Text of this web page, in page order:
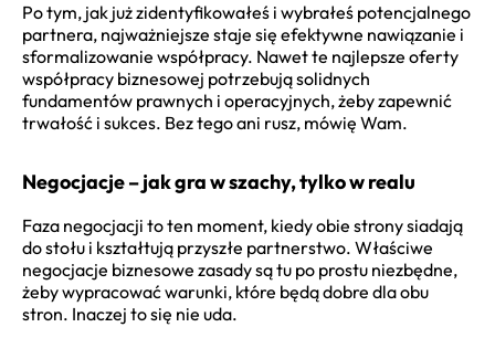
Po tym, jak już zidentyfikowałeś i wybrałeś potencjalnego
partnera, najważniejsze staje się efektywne nawiązanie i
sformalizowanie współpracy. Nawet te najlepsze oferty
współpracy biznesowej potrzebują solidnych
fundamentów prawnych i operacyjnych, żeby zapewnić
trwałość i sukces. Bez tego ani rusz, mówię Wam.
Negocjacje – jak gra w szachy, tylko w realu
Faza negocjacji to ten moment, kiedy obie strony siadają
do stołu i kształtują przyszłe partnerstwo. Właściwe
negocjacje biznesowe zasady są tu po prostu niezbędne,
żeby wypracować warunki, które będą dobre dla obu
stron. Inaczej to się nie uda.